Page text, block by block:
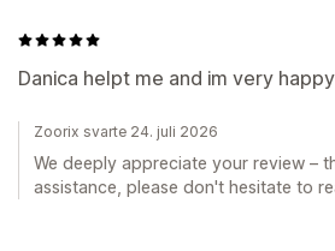
Danica helpt me and im very
Zoorix svarte 24. juli 2026
We deeply appreciate your review –
assistance, please don't hesitate to